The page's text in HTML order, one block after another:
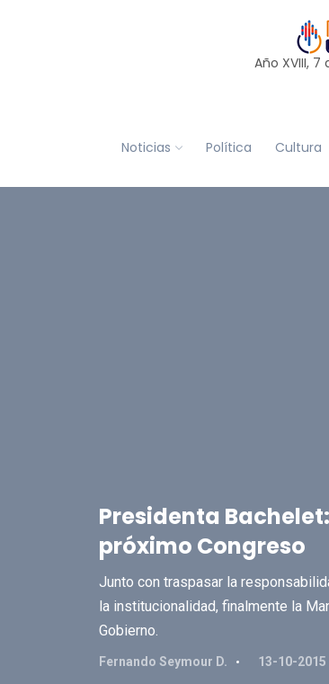
Año XVIII, 7
Noticias Política Cultura
Presidenta
próximo Congreso
Junto con traspasar la
la institucionalidad, finalmente la
Gobierno.
Fernando Seymour D. 13-10-2015